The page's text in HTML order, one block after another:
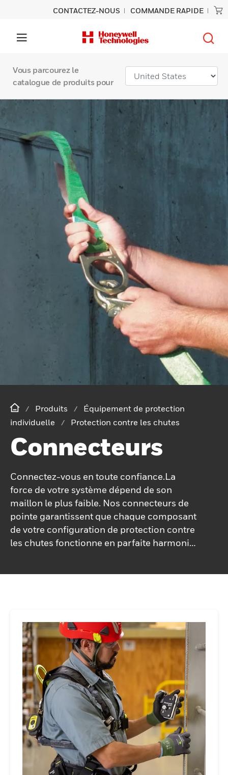
CONTACTEZ-NOUS COMMANDE RAPIDE
Vous parcourez le
catalogue de produits pour
Produits
Équipement de protection
individuelle
Protection contre les chutes
Connecteurs
Connectez-vous en toute confiance.La
force de votre système dépend de son
maillon le plus faible. Nos connecteurs de
pointe garantissent que chaque composant
de votre configuration de protection contre
les chutes fonctionne en parfaite harmonie
tout en permettant un fonctionnement
fluide et intuitif.Nos connecteurs sont
fabriqués à partir de matériaux de première
qualité résistant à la corrosion, garantissant
longévité et fiabilité même dans des
environnements difficiles. Avec des
conceptions ergonomiques qui privilégient
à la fois la sécurité et la convivialité, nos
connecteurs permettent aux travailleurs de
rester connectés et protégés tout au long
de leur quart de travail.Choisissez nos
connecteurs avancés pour un système de